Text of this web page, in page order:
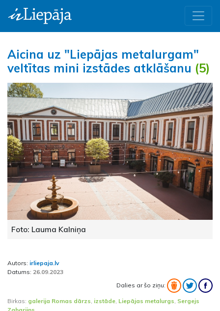
Aicina uz "Liepājas metalurgam"
veltītas mini izstādes atklāšanu (5)
Foto: Lauma Kalniņa
Autors: irliepaja.lv
Datums: 26.09.2023
Dalies ar šo ziņu:
Birkas: galerija Romas dārzs, izstāde, Liepājas metalurgs, Sergejs